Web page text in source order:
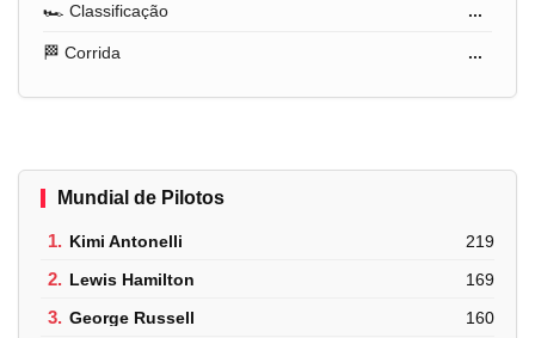
🏎️ Classificação ...
🏁 Corrida ...
Mundial de Pilotos
1. Kimi Antonelli 219
2. Lewis Hamilton 169
3. George Russell 160